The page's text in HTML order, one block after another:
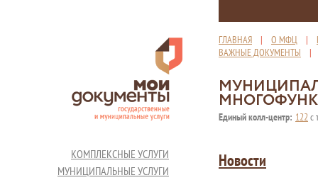
ГЛАВНАЯ | О МФЦ |
ВАЖНЫЕ ДОКУМЕНТЫ
Единый колл-центр: 122с
КОМПЛЕКСНЫЕ УСЛУГИ
МУНИЦИПАЛЬНЫЕ УСЛУГИ
Новости